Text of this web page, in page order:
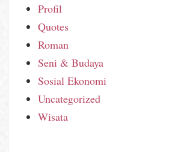
Profil
Quotes
Roman
Seni & Budaya
Sosial Ekonomi
Uncategorized
Wisata